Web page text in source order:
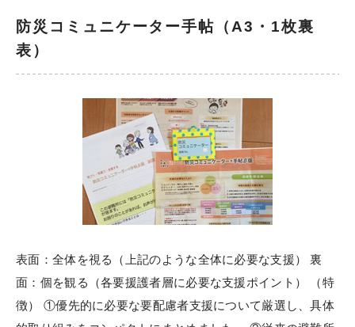
防災コミュニケーター手帖（A3・1枚裏
表）
表面：全体を視る（上記のような全体に必要な支援） 裏
面：個を観る（各要援護者層に必要な支援ポイント） （特
徴） ①優先的に必要な要配慮者支援について厳選し、具体